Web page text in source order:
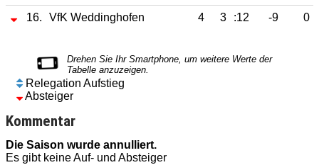
16.
VfK Weddinghofen 4 3 :12 -9 0
Relegation Aufstieg
Absteiger
Kommentar
Die Saison wurde annulliert.
Es gibt keine Auf- und Absteiger